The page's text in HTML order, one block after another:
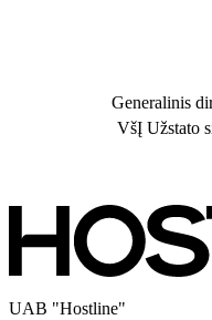
Generalinis
VšĮ Užstato
UAB "Hostline"